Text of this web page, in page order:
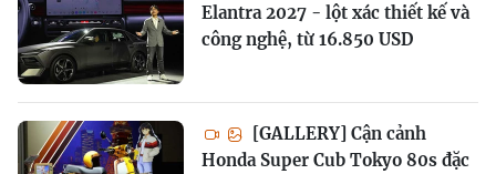
Elantra 2027 - lột xác thiết kế và
công nghệ, từ 16.850 USD
[GALLERY] Cận cảnh
Honda Super Cub Tokyo 80s đặc